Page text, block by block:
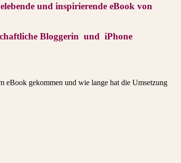
und inspirierende eBook von
Bloggerin und iPhone
eBook gekommen und wie lange hat die Umsetzung